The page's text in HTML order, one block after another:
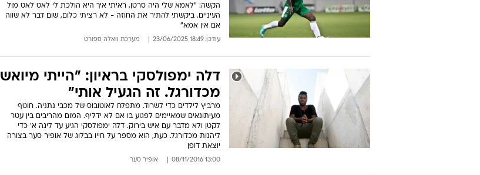
הקשה: "לאמא שלי היה סרטן, ראיתי איך היא הולכת לי לאט לאט מול
העיניים. ביקשתי להתיר את החוזה - לא רציתי כלום, שום דבר לא שווה
אם אין אמא"
עודכן: 18:49 23/06/2025 מערכת וואלה ספורט
דלה ימפולסקי בראיון: "הייתי מיואש
מכדורגל. זה הגעיל אותי"
מרביץ לילדים כדי לשרוד. מתפלח לאוטובוס של מכבי נתניה. חוטף
מעיתונאים שמאיימים לפגוע בו אם לא ידליף. המום מהריבים בין עטר
לקטן ולא מדבר עם איש בירוק. דלה ימפולסקי הגיע עד ליגה א' כדי
ליהנות מכדורגל. כעת, הוא מספר על חייו בבלוג של אופיר סער בצורה
יוצאת דופן
13:00 08/11/2016 אופיר סער